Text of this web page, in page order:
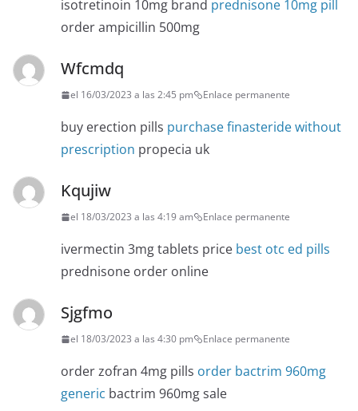
isotretinoin 10mg brand prednisone 10mg pill
order ampicillin 500mg
Wfcmdq
el 16/03/2023 a las 2:45 pm Enlace permanente
buy erection pills purchase finasteride without
prescription propecia uk
Kqujiw
el 18/03/2023 a las 4:19 am Enlace permanente
ivermectin 3mg tablets price best otc ed pills
prednisone order online
Sjgfmo
el 18/03/2023 a las 4:30 pm Enlace permanente
order zofran 4mg pills order bactrim 960mg
generic bactrim 960mg sale